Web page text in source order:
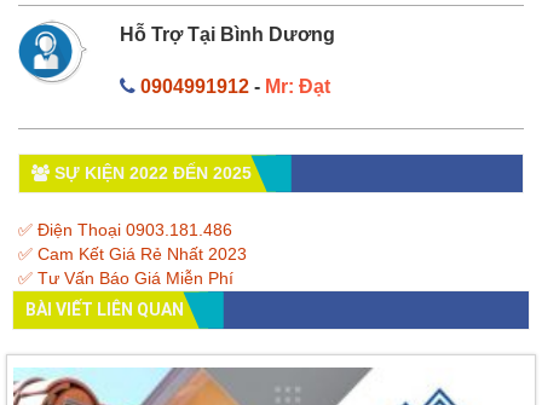
Hỗ Trợ Tại Bình Dương
0904991912- Mr: Đạt
SỰ KIỆN 2022 ĐẾN 2025
✅ Điện Thoại 0903.181.486
✅ Cam Kết Giá Rẻ Nhất 2023
✅ Tư Vấn Báo Giá Miễn Phí
BÀI VIẾT LIÊN QUAN